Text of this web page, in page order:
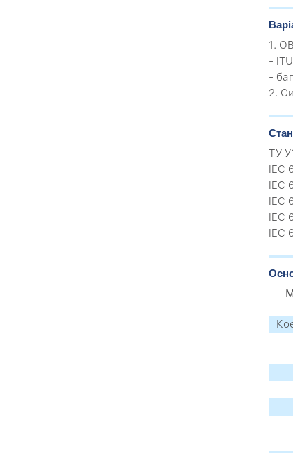
1.
-
-
2.
ТУ
IEC
IEC
IEC
IEC
IEC